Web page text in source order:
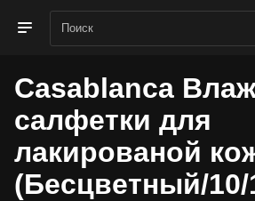
Casablanca
салфетки для
лакированой
(Бесцветный/10/